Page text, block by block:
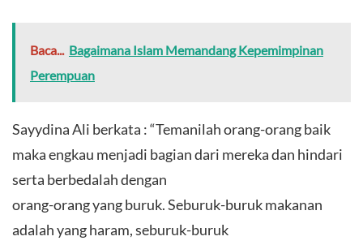
Baca... Bagaimana Islam Memandang Kepemimpinan
Perempuan
Sayydina Ali berkata : “Temanilah orang-orang baik
maka engkau menjadi bagian dari mereka dan hindari
serta berbedalah dengan
orang-orang yang buruk. Seburuk-buruk makanan
adalah yang haram, seburuk-buruk